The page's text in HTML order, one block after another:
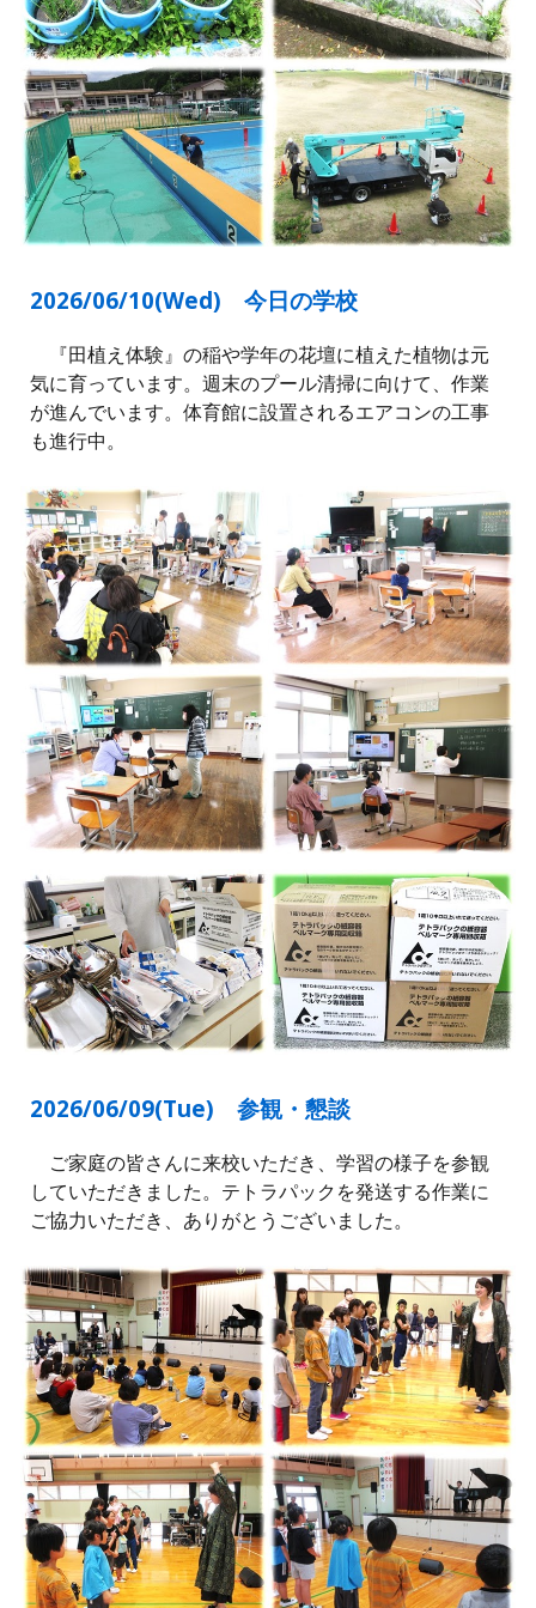
2026/06/10(Wed) 今日の学校
『田植え体験』の稲や学年の花壇に植えた植物は元
気に育っています。週末のプール清掃に向けて、作業
が進んでいます。体育館に設置されるエアコンの工事
も進行中。
2026/06/09(Tue) 参観・懇談
ご家庭の皆さんに来校いただき、学習の様子を参観
していただきました。テトラパックを発送する作業に
ご協力いただき、ありがとうございました。